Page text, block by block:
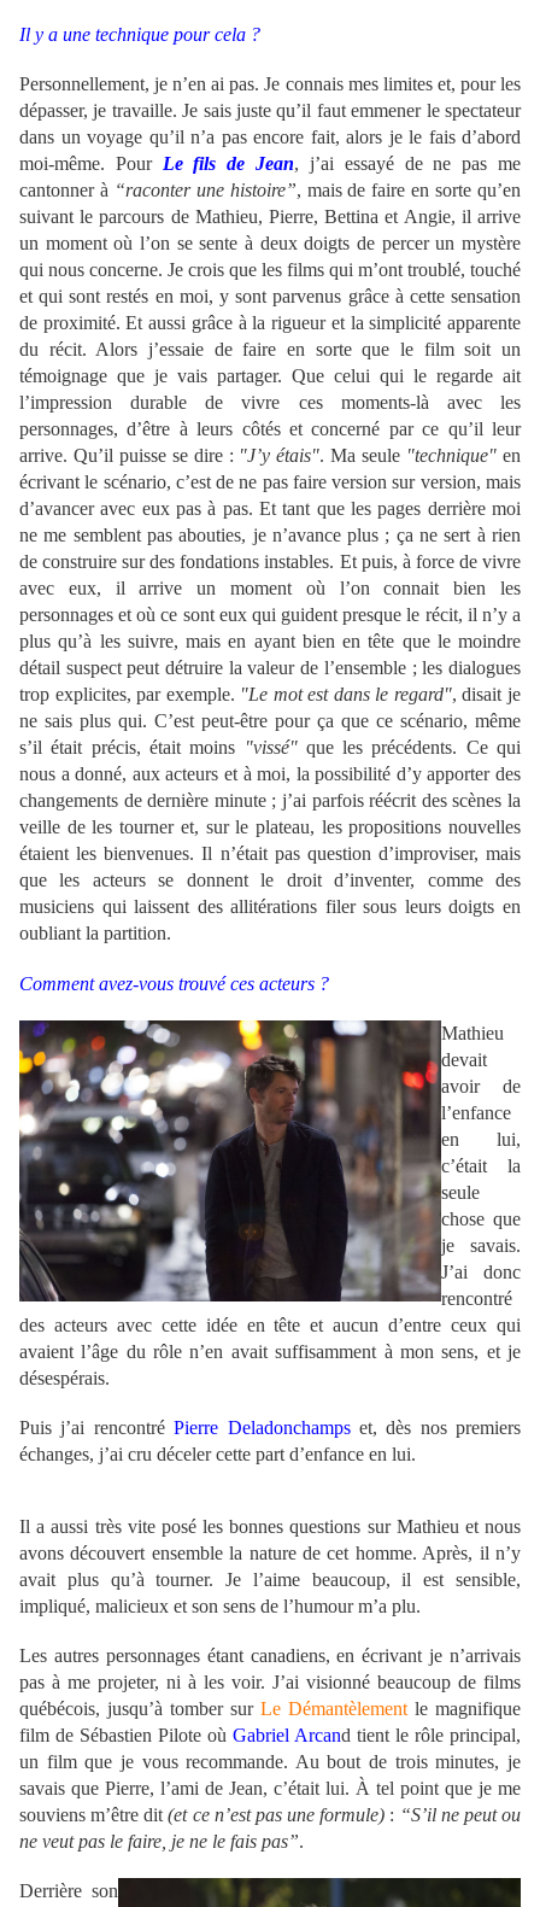
Il y a une technique pour cela ?
Personnellement, je n’en ai pas. Je connais mes limites et, pour les
dépasser, je travaille. Je sais juste qu’il faut emmener le spectateur
dans un voyage qu’il n’a pas encore fait, alors je le fais d’abord
moi-même. Pour Le fils de Jean, j’ai essayé de ne pas me
cantonner à “raconter une histoire”, mais de faire en sorte qu’en
suivant le parcours de Mathieu, Pierre, Bettina et Angie, il arrive
un moment où l’on se sente à deux doigts de percer un mystère
qui nous concerne. Je crois que les films qui m’ont troublé, touché
et qui sont restés en moi, y sont parvenus grâce à cette sensation
de proximité. Et aussi grâce à la rigueur et la simplicité apparente
du récit. Alors j’essaie de faire en sorte que le film soit un
témoignage que je vais partager. Que celui qui le regarde ait
l’impression durable de vivre ces moments-là avec les
personnages, d’être à leurs côtés et concerné par ce qu’il leur
arrive. Qu’il puisse se dire : "J’y étais". Ma seule "technique"en
écrivant le scénario, c’est de ne pas faire version sur version, mais
d’avancer avec eux pas à pas. Et tant que les pages derrière moi
ne me semblent pas abouties, je n’avance plus ; ça ne sert à rien
de construire sur des fondations instables. Et puis, à force de vivre
avec eux, il arrive un moment où l’on connait bien les
personnages et où ce sont eux qui guident presque le récit, il n’y a
plus qu’à les suivre, mais en ayant bien en tête que le moindre
détail suspect peut détruire la valeur de l’ensemble ; les dialogues
trop explicites, par exemple. "Le mot est dans le regard", disait je
ne sais plus qui. C’est peut-être pour ça que ce scénario, même
s’il était précis, était moins "vissé"que les précédents. Ce qui
nous a donné, aux acteurs et à moi, la possibilité d’y apporter des
changements de dernière minute ; j’ai parfois réécrit des scènes la
veille de les tourner et, sur le plateau, les propositions nouvelles
étaient les bienvenues. Il n’était pas question d’improviser, mais
que les acteurs se donnent le droit d’inventer, comme des
musiciens qui laissent des allitérations filer sous leurs doigts en
oubliant la partition.
Comment avez-vous trouvé ces acteurs ?
Mathieu
devait
avoir de
l’enfance
en lui,
c’était la
seule
chose que
je savais.
J’ai donc
rencontré
des acteurs avec cette idée en tête et aucun d’entre ceux qui
avaient l’âge du rôle n’en avait suffisamment à mon sens, et je
désespérais.
Puis j’ai rencontréPierre Deladonchampset, dès nos premiers
échanges, j’ai cru déceler cette part d’enfance en lui.
Il a aussi très vite posé les bonnes questions sur Mathieu et nous
avons découvert ensemble la nature de cet homme. Après, il n’y
avait plus qu’à tourner. Je l’aime beaucoup, il est sensible,
impliqué, malicieux et son sens de l’humour m’a plu.
Les autres personnages étant canadiens, en écrivant je n’arrivais
pas à me projeter, ni à les voir. J’ai visionné beaucoup de films
québécois, jusqu’à tomber sur Le Démantèlement le magnifique
film de Sébastien Pilote où Gabriel Arcand tient le rôle principal,
un film que je vous recommande. Au bout de trois minutes, je
savais que Pierre, l’ami de Jean, c’était lui. À tel point que je me
souviens m’être dit (et ce n’est pas une formule) : “S’il ne peut ou
ne veut pas le faire, je ne le fais pas”.
Derrière son